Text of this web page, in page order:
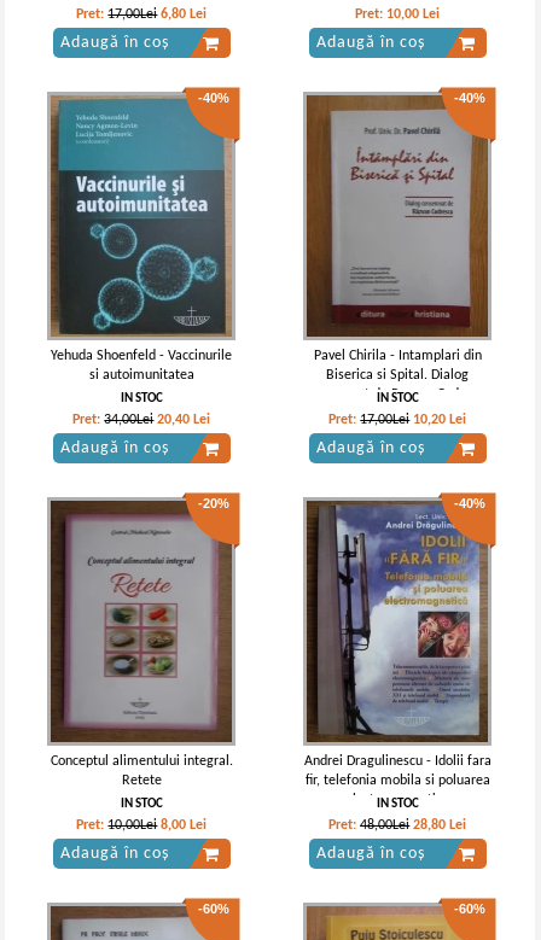
Pret:17,00Lei 6,80 Lei
Adaugă în coș
Pret: 10,00 Lei
Adaugă în coș
-40%
Yehuda Shoenfeld - Vaccinurile
si autoimunitatea
IN STOC
Pret:34,00Lei 20,40 Lei
Adaugă în coș
-40%
Pavel Chirila - Intamplari din
Biserica si Spital. Dialog
consemnat de Razvan Codrescu
IN STOC
Pret:17,00Lei 10,20 Lei
Adaugă în coș
-20%
Conceptul alimentului integral.
Retete
IN STOC
Pret:10,00Lei 8,00 Lei
Adaugă în coș
-40%
Andrei Dragulinescu - Idolii fara
fir, telefonia mobila si poluarea
electromagnetica
IN STOC
Pret:48,00Lei 28,80 Lei
Adaugă în coș
-60% -60%